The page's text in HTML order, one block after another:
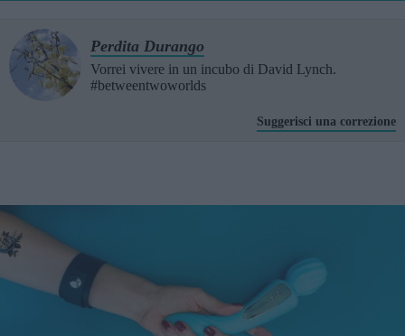
Perdita Durango
Vorrei vivere in un incubo di David Lynch.
#betweentwoworlds
Suggerisci una correzione